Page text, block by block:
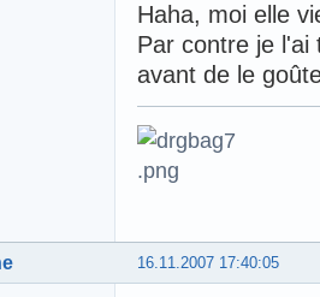
Haha, moi elle
Par contre je l'ai
avant de le
16.11.2007 17:40:05